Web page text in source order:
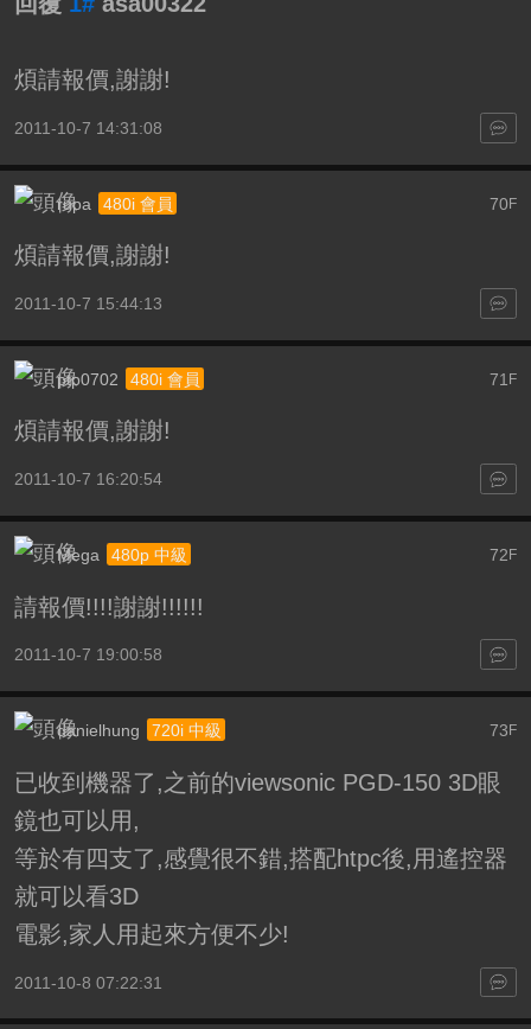
煩請報價,謝謝!
2011-10-7 14:31:08
70F
rupa 480i 會員
煩請報價,謝謝!
2011-10-7 15:44:13
71 F
ptp0702 480i 會員
煩請報價,謝謝!
2011-10-7 16:20:54
72F
Mega 480p 中級
請報價!!!!謝謝!!!!!!
2011-10-7 19:00:58
73 F
danielhung 720i 中級
已收到機器了,之前的viewsonic PGD-150 3D眼
鏡也可以用,
等於有四支了,感覺很不錯,搭配htpc後,用遙控器
就可以看3D
電影,家人用起來方便不少!
2011-10-8 07:22:31